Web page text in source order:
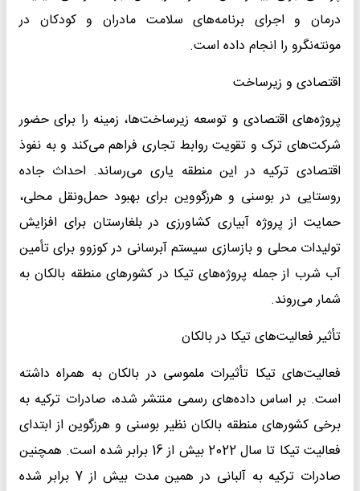
درمان و اجرای برنامه‌های سلامت مادران و کودکان در
مونته‌نگرو را انجام داده است.
اقتصادی و زیرساخت
پروژه‌های اقتصادی و توسعه زیرساخت‌ها، زمینه را برای حضور
شرکت‌های ترک و تقویت روابط تجاری فراهم می‌کند و به نفوذ
اقتصادی ترکیه در این منطقه یاری می‌رساند. احداث جاده
روستایی در بوسنی و هرزگووین برای بهبود حمل‌ونقل محلی،
حمایت از پروژه آبیاری کشاورزی در بلغارستان برای افزایش
تولیدات محلی و بازسازی سیستم آبرسانی در کوزوو برای تأمین
آب شرب از جمله پروژه‌های تیکا در کشورهای منطقه بالکان به
شمار می‌روند.
تأثیر فعالیت‌های تیکا در بالکان
فعالیت‌های تیکا تأثیرات ملموسی در بالکان به همراه داشته
است. بر اساس داده‌های رسمی منتشر شده، صادرات ترکیه به
برخی کشورهای منطقه بالکان نظیر بوسنی و هرزگوین از ابتدای
فعالیت تیکا تا سال 2022 بیش از 16 برابر شده است. همچنین
صادرات ترکیه به آلبانی در همین مدت بیش از 7 برابر شده